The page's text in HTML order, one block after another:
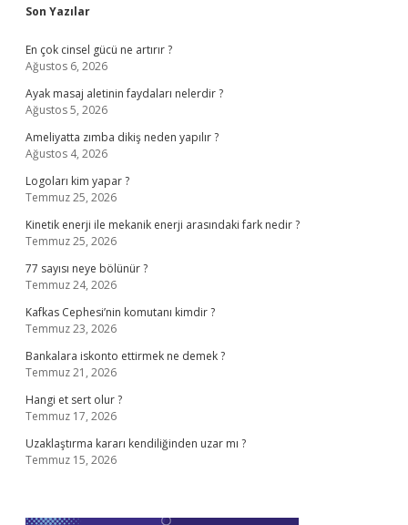
Sidebar
Son Yazılar
En çok cinsel gücü ne artırır ?
Ağustos 6, 2026
Ayak masaj aletinin faydaları nelerdir ?
Ağustos 5, 2026
Ameliyatta zımba dikiş neden yapılır ?
Ağustos 4, 2026
Logoları kim yapar ?
Temmuz 25, 2026
Kinetik enerji ile mekanik enerji arasındaki fark nedir ?
Temmuz 25, 2026
77 sayısı neye bölünür ?
Temmuz 24, 2026
Kafkas Cephesi’nin komutanı kimdir ?
Temmuz 23, 2026
Bankalara iskonto ettirmek ne demek ?
Temmuz 21, 2026
Hangi et sert olur ?
Temmuz 17, 2026
Uzaklaştırma kararı kendiliğinden uzar mı ?
Temmuz 15, 2026